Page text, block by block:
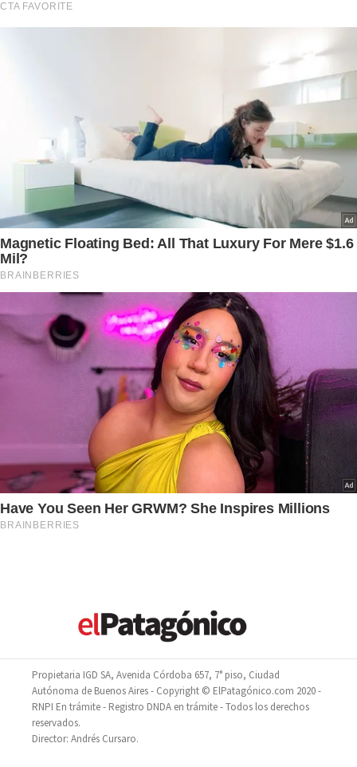
Propietaria IGD SA, Avenida Córdoba 657, 7° piso, Ciudad
Autónoma de Buenos Aires - Copyright © ElPatagónico.com 2020 -
RNPI En trámite - Registro DNDA en trámite - Todos los derechos
reservados.
Director: Andrés Cursaro.